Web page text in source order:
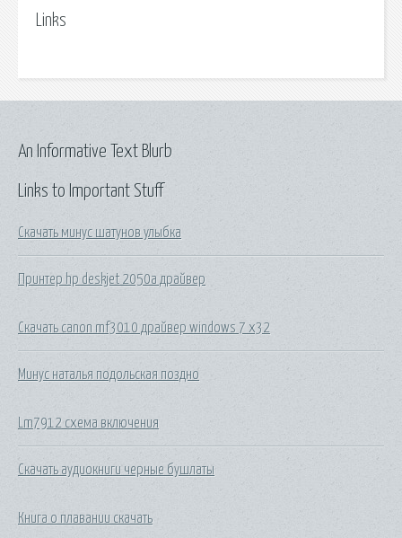
Links
Links to Important Stuff
Скачать минус шатунов улыбка
Принтер hp deskjet 2050а драйвер
Скачать canon mf3010 драйвер windows 7 x32
Минус наталья подольская поздно
Lm7912 схема включения
Скачать аудиокниги черные бушлаты
Книга о плавании скачать
An Informative Text Blurb